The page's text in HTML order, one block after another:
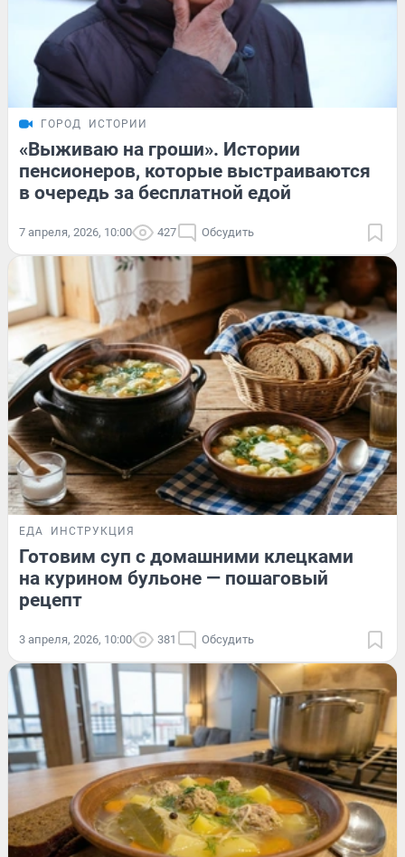
ГОРОД ИСТОРИИ
«Выживаю на гроши». Истории
пенсионеров, которые выстраиваются
в очередь за бесплатной едой
7 апреля, 2026, 10:00 427 Обсудить
ЕДА ИНСТРУКЦИЯ
Готовим суп с домашними клецками
на курином бульоне — пошаговый
рецепт
3 апреля, 2026, 10:00 381 Обсудить